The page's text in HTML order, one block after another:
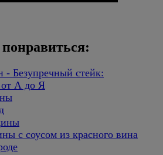
- Безупречный стейк:
от А до Я
с соусом из красного вина